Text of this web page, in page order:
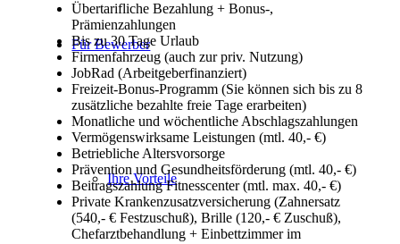
Für Bewerber
Ihre Vorteile
Übertarifliche Bezahlung + Bonus-,
Prämienzahlungen
Bis zu 30 Tage Urlaub
Firmenfahrzeug (auch zur priv. Nutzung)
JobRad (Arbeitgeberfinanziert)
Freizeit-Bonus-Programm (Sie können sich bis zu 8
zusätzliche bezahlte freie Tage erarbeiten)
Monatliche und wöchentliche Abschlagszahlungen
Vermögenswirksame Leistungen (mtl. 40,- €)
Betriebliche Altersvorsorge
Prävention und Gesundheitsförderung (mtl. 40,- €)
Beitragszahlung Fitnesscenter (mtl. max. 40,- €)
Private Krankenzusatzversicherung (Zahnersatz
(540,- € Festzuschuß), Brille (120,- € Zuschuß),
Chefarztbehandlung + Einbettzimmer im